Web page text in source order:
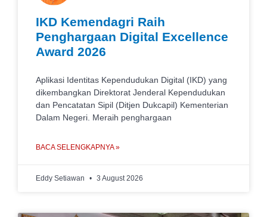
IKD Kemendagri Raih
Penghargaan Digital Excellence
Award 2026
Aplikasi Identitas Kependudukan Digital (IKD) yang
dikembangkan Direktorat Jenderal Kependudukan
dan Pencatatan Sipil (Ditjen Dukcapil) Kementerian
Dalam Negeri. Meraih penghargaan
BACA SELENGKAPNYA »
Eddy Setiawan 3 August 2026